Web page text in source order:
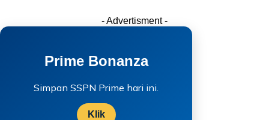
- Advertisment -
Prime Bonanza
Simpan SSPN Prime hari ini.
Klik